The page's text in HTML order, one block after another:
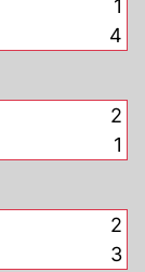
1
4
2
1
2
3